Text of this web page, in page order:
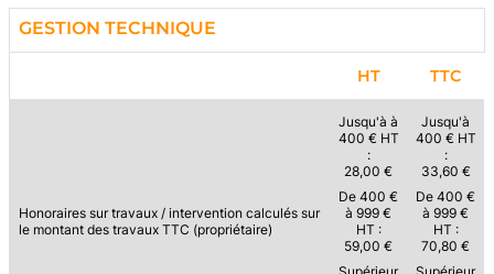
GESTION TECHNIQUE
HT TTC
Honoraires sur travaux / intervention calculés sur
le montant des travaux TTC (propriétaire)
Jusqu'à à
400 € HT
:
28,00 €
De 400 €
à 999 €
HT :
59,00 €
Jusqu'à
400 € HT
:
33,60 €
De 400 €
à 999 €
HT :
70,80 €